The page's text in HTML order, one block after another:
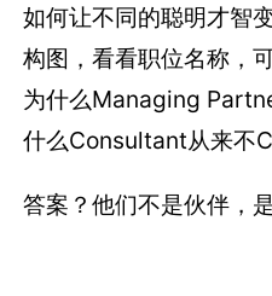
如何让不同的聪明才智
构图，看看职位名称，
为什么Managing
什么Consultant从来不
答案？他们不是伙伴，是